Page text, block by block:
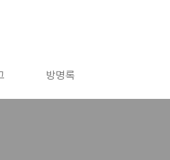
방명록